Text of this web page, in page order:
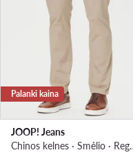
Palanki kaina
JOOP! Jeans
Chinos